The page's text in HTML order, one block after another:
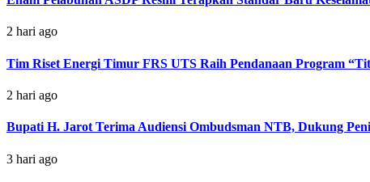
2 hari ago
Tim Riset Energi Timur FRS UTS Raih Pendanaan Program
2 hari ago
Bupati H. Jarot Terima Audiensi Ombudsman NTB, Dukung
3 hari ago